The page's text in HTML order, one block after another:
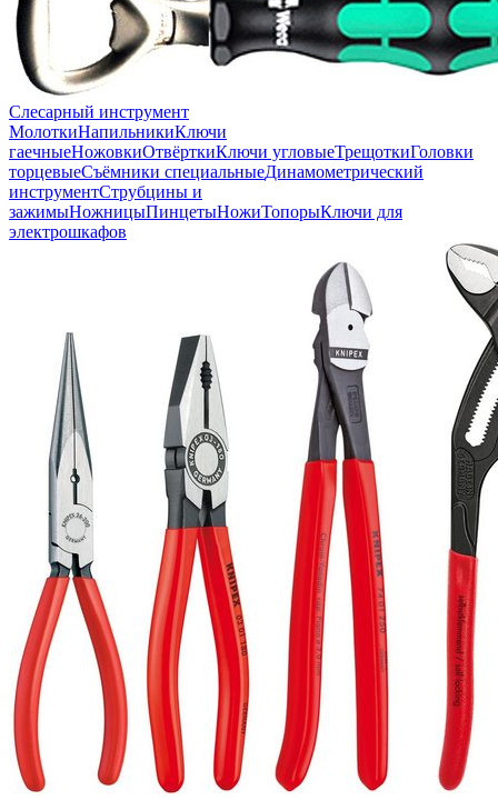
Слесарный инструмент
МолоткиНапильникиКлючи
гаечныеНожовкиОтвёрткиКлючи угловыеТрещоткиГоловки
торцевыеСъёмники специальныеДинамометрический
инструментСтрубцины и
зажимыНожницыПинцетыНожиТопорыКлючи для
электрошкафов